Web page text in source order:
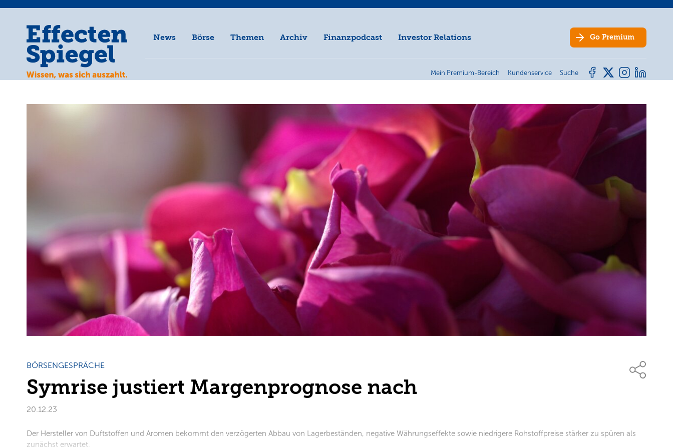
News Börse Themen Archiv Finanzpodcast Investor Relations Go Premium
Mein Premium-Bereich Kundenservice Suche
BÖRSENGESPRÄCHE
Symrise justiert Margenprognose nach
20.12.23
Der Hersteller von Duftstoffen und Aromen bekommt den verzögerten Abbau von Lagerbeständen, negative Währungseffekte sowie niedrigere Rohstoffpreise stärker zu spüren als
zunächst erwartet.